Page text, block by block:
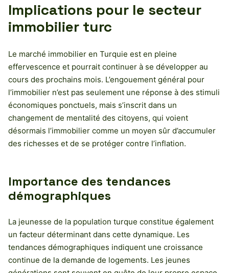
Implications pour le secteur
immobilier turc
Le marché immobilier en Turquie est en pleine
effervescence et pourrait continuer à se développer au
cours des prochains mois. L’engouement général pour
l’immobilier n’est pas seulement une réponse à des stimuli
économiques ponctuels, mais s’inscrit dans un
changement de mentalité des citoyens, qui voient
désormais l’immobilier comme un moyen sûr d’accumuler
des richesses et de se protéger contre l’inflation.
Importance des tendances
démographiques
La jeunesse de la population turque constitue également
un facteur déterminant dans cette dynamique. Les
tendances démographiques indiquent une croissance
continue de la demande de logements. Les jeunes